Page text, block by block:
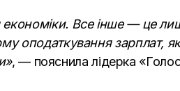
Все інше — це
оподаткування зарплат,
, — пояснила лідерка